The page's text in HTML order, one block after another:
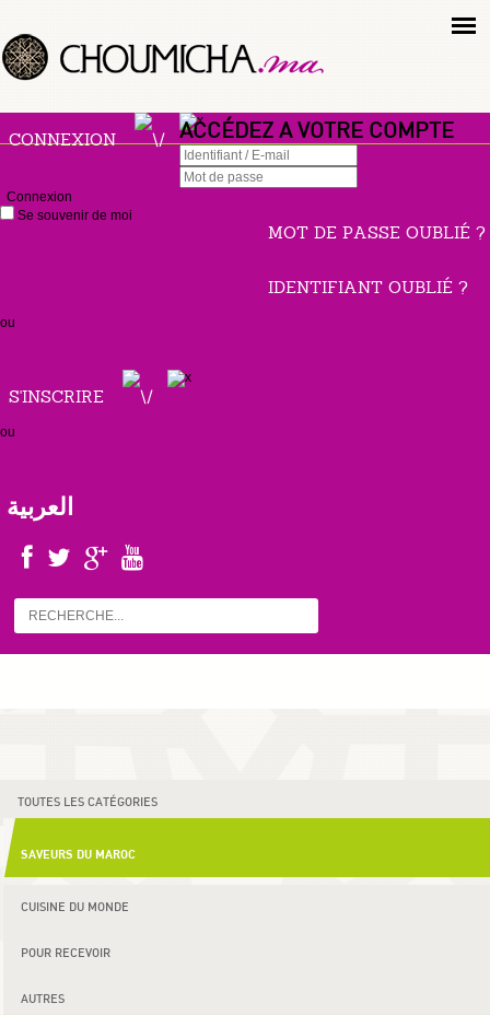
CONNEXION ACCÉDEZ A VOTRE COMPTE
Connexion
Se souvenir de moi
MOT DE PASSE OUBLIÉ ?
IDENTIFIANT OUBLIÉ ?
ou
S'INSCRIRE
ou
العربية
TOUTES LES CATÉGORIES
SAVEURS DU MAROC
CUISINE DU MONDE
POUR RECEVOIR
AUTRES